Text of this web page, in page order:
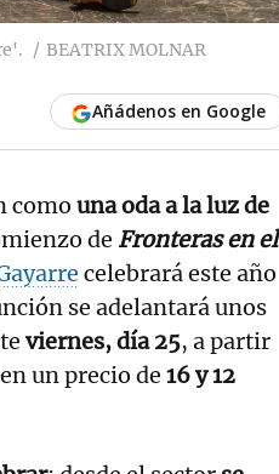
BEATRIX MOLNAR
Añádenos en Google
como una oda a la luz de
de Fronteras en el
celebrará este año
se adelantará unos
viernes, día 25, a partir
un precio de 16 y 12